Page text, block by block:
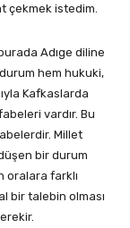
çekmek istedim.
Adıge diline
hem hukuki,
Kafkaslarda
vardır. Bu
Millet
bir durum
oralara farklı
bir talebin olması